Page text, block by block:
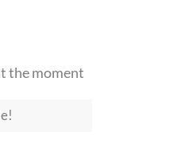
the moment